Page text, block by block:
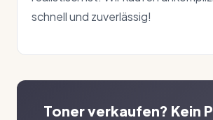
schnell und zuverlässig!
Toner verkaufen? Kein